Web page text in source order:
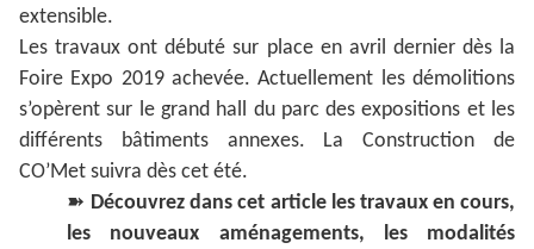
extensible.
Les travaux ont débuté sur place en avril dernier dès la
Foire Expo 2019 achevée. Actuellement les démolitions
s’opèrent sur le grand hall du parc des expositions et les
différents bâtiments annexes. La Construction de
CO’Met suivra dès cet été.
➽ Découvrez dans cet article les travaux en cours,
les nouveaux aménagements, les modalités